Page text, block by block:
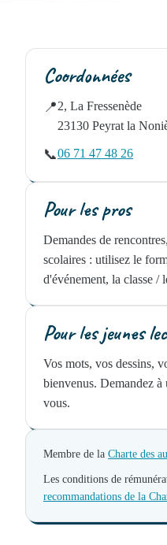
Coordonnées
📍2, La Fressenède
23130 Peyrat la
📞06 71 47 48 26
Pour les pros
Demandes de
scolaires : utilisez le
d'événement, la classe /
Pour les jeunes
Vos mots, vos dessins,
bienvenus. Demandez
vous.
Membre de la Charte des
Les conditions de
recommandations de la